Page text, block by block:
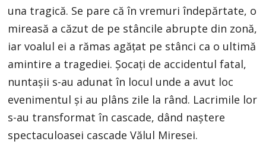
una tragică. Se pare că în vremuri îndepărtate, o
mireasă a căzut de pe stâncile abrupte din zonă,
iar voalul ei a rămas agățat pe stânci ca o ultimă
amintire a tragediei. Șocați de accidentul fatal,
nuntașii s-au adunat în locul unde a avut loc
evenimentul și au plâns zile la rând. Lacrimile lor
s-au transformat în cascade, dând naștere
spectaculoasei cascade Vălul Miresei.